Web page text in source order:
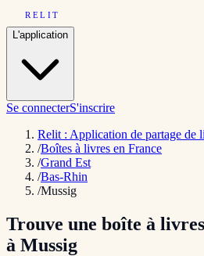
RELIT
L'application
Se connecterS'inscrire
Relit : Application de partage de
/Boîtes à livres en France
/Grand Est
/Bas-Rhin
/Mussig
Trouve une boîte à
à Mussig